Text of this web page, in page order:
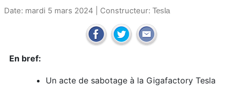
Date: mardi 5 mars 2024 | Constructeur: Tesla
En bref:
Un acte de sabotage à la Gigafactory Tesla